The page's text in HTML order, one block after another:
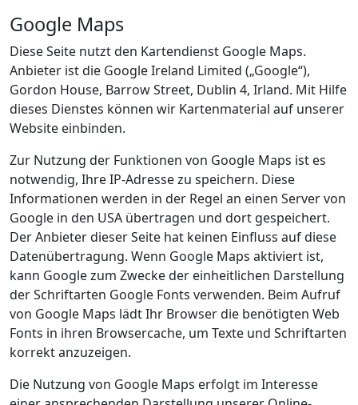
Google Maps
Diese Seite nutzt den Kartendienst Google Maps.
Anbieter ist die Google Ireland Limited („Google“),
Gordon House, Barrow Street, Dublin 4, Irland. Mit Hilfe
dieses Dienstes können wir Kartenmaterial auf unserer
Website einbinden.
Zur Nutzung der Funktionen von Google Maps ist es
notwendig, Ihre IP-Adresse zu speichern. Diese
Informationen werden in der Regel an einen Server von
Google in den USA übertragen und dort gespeichert.
Der Anbieter dieser Seite hat keinen Einfluss auf diese
Datenübertragung. Wenn Google Maps aktiviert ist,
kann Google zum Zwecke der einheitlichen Darstellung
der Schriftarten Google Fonts verwenden. Beim Aufruf
von Google Maps lädt Ihr Browser die benötigten Web
Fonts in ihren Browsercache, um Texte und Schriftarten
korrekt anzuzeigen.
Die Nutzung von Google Maps erfolgt im Interesse